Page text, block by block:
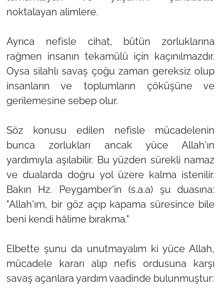
noktalayan alimlere.
Ayrıca nefisle cihat, bütün zorluklarına
rağmen insanın tekamülü için kaçınılmazdır.
Oysa silahlı savaş çoğu zaman gereksiz olup
insanların ve toplumların çöküşüne ve
gerilemesine sebep olur.
Söz konusu edilen nefisle mücadelenin
bunca zorlukları ancak yüce Allah'ın
yardımıyla aşılabilir. Bu yüzden sürekli namaz
ve dualarda doğru yol üzere kalma istenilir.
Bakın Hz. Peygamber'in (s.a.a) şu duasına:
"Allah'ım, bir göz açıp kapama süresince bile
beni kendi hâlime bırakma."
Elbette şunu da unutmayalım ki yüce Allah,
mücadele kararı alıp nefis ordusuna karşı
savaş açanlara yardım vaadinde bulunmuştur: